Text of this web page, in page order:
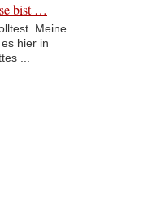
bist …
Meine
hier in
...